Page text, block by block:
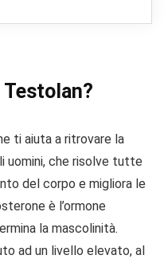
ti aiuta a ritrovare la
uomini, che risolve tutte
del corpo e migliora le
è l’ormone
la mascolinità.
ad un livello elevato, al